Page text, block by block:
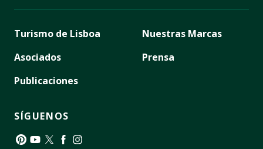
Turismo de Lisboa
Asociados
Publicaciones
Nuestras Marcas
Prensa
SÍGUENOS